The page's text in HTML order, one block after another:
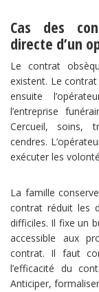
Cas des
directe d’un
Le contrat
existent. Le
ensuite
l’entreprise
Cercueil, soins,
cendres.
exécuter les
La famille
contrat réduit les
difficiles. Il fixe un
accessible aux
contrat. Il faut
l’efficacité du
Anticiper,